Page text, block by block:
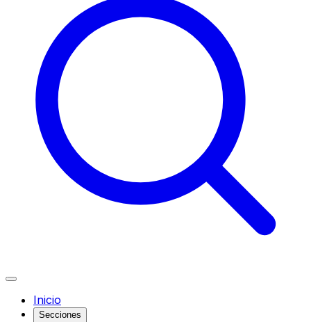
Inicio
Secciones